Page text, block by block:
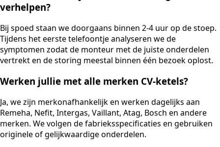
verhelpen?
Bij spoed staan we doorgaans binnen 2-4 uur op de stoep.
Tijdens het eerste telefoontje analyseren we de
symptomen zodat de monteur met de juiste onderdelen
vertrekt en de storing meestal binnen één bezoek oplost.
Werken jullie met alle merken CV-ketels?
Ja, we zijn merkonafhankelijk en werken dagelijks aan
Remeha, Nefit, Intergas, Vaillant, Atag, Bosch en andere
merken. We volgen de fabrieksspecificaties en gebruiken
originele of gelijkwaardige onderdelen.